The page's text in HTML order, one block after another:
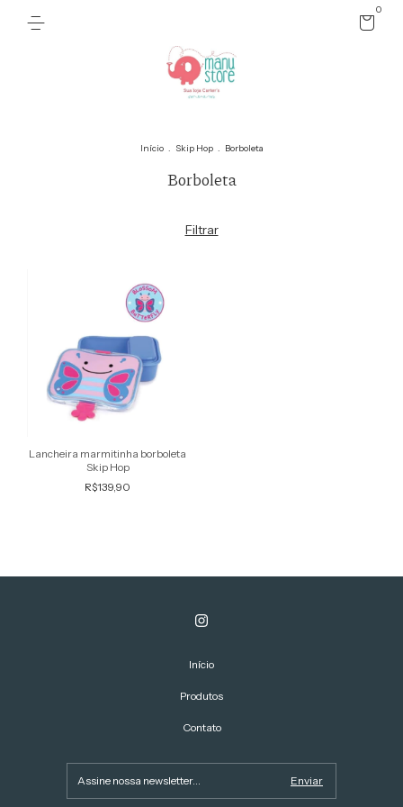
0
Início . Skip Hop . Borboleta
Borboleta
Filtrar
Lancheira marmitinha borboleta
Skip Hop
R$139,90
Início
Produtos
Contato